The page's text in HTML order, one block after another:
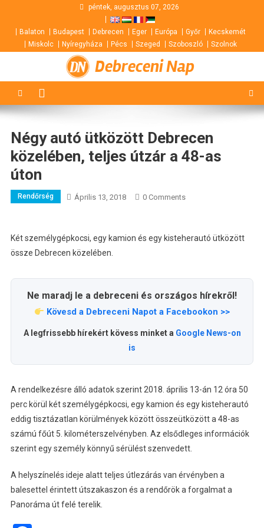
content
péntek, augusztus 07, 2026
Balaton Budapest Debrecen Eger Európa Győr
Kecskemét
Miskolc
Nyíregyháza Pécs Szeged Szoboszló Szolnok
Debreceni Nap
Négy autó ütközött Debrecen
közelében, teljes útzár a 48-as
úton
Rendőrség Április 13, 2018 0 Comments
Két személygépkocsi, egy kamion és egy kisteherautó ütközött
össze Debrecen közelében.
Ne maradj le a debreceni és országos hírekről!
Kövesd a Debreceni Napot a Facebookon >>
A legfrissebb hírekért kövess minket a Google News-on
is
A rendelkezésre álló adatok szerint 2018. április 13-án 12 óra 50
perc körül két személygépkocsi, egy kamion és egy kisteherautó
eddig tisztázatlan körülmények között összeütközött a 48-as
számú főút 5. kilométerszelvényben. Az elsődleges információk
szerint egy személy könnyű sérülést szenvedett.
A helyszínelés ideje alatt teljes útlezárás van érvényben a
balesettel érintett útszakaszon és a rendőrök a forgalmat a
Panoráma út felé terelik.